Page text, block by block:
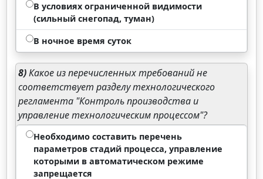
В условиях ограниченной видимости
(сильный снегопад, туман)
В ночное время суток
8)Какое из перечисленных требований не
соответствует разделу технологического
регламента "Контроль производства и
управление технологическим процессом"?
Необходимо составить перечень
параметров стадий процесса, управление
которыми в автоматическом режиме
запрещается